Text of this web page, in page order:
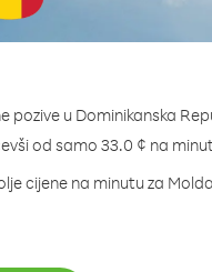
u Dominikanska
od samo 33.0 ¢ na
cijene na minutu za